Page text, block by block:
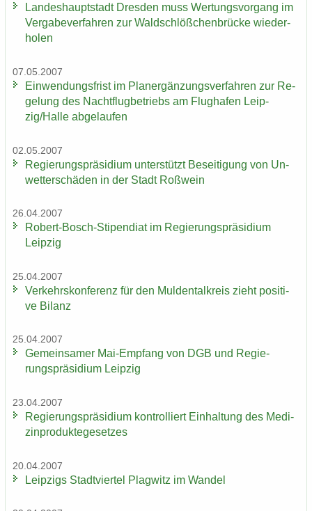
Lan­des­haupt­stadt Dres­den muss Wer­tungs­vor­gang im
Ver­ga­be­ver­fah­ren zur Wald­schlöß­chen­brü­cke wie­der­
ho­len
07.05.2007
Ein­wen­dungs­frist im Planer­gän­zungs­ver­fah­ren zur Re­
ge­lung des Nacht­flug­be­triebs am Flug­ha­fen Leip­
zig/Halle ab­ge­lau­fen
02.05.2007
Re­gie­rungs­prä­si­di­um un­ter­stützt Be­sei­ti­gung von Un­
wet­ter­schä­den in der Stadt Roß­wein
26.04.2007
Robert-​Bosch-Stipendiat im Re­gie­rungs­prä­si­di­um
Leip­zig
25.04.2007
Ver­kehrs­kon­fe­renz für den Mul­den­tal­kreis zieht po­si­ti­
ve Bi­lanz
25.04.2007
Ge­mein­sa­mer Mai-​Empfang von DGB und Re­gie­
rungs­prä­si­di­um Leip­zig
23.04.2007
Re­gie­rungs­prä­si­di­um kon­trol­liert Ein­hal­tung des Me­di­
zin­pro­duk­te­ge­set­zes
20.04.2007
Leip­zigs Stadt­vier­tel Plag­witz im Wan­del